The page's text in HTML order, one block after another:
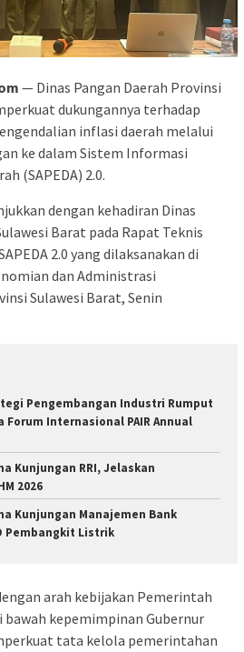
— Dinas Pangan Daerah Provinsi
dukungannya terhadap
inflasi daerah melalui
ke dalam Sistem Informasi
(SAPEDA) 2.0.
dengan kehadiran Dinas
Barat pada Rapat Teknis
2.0 yang dilaksanakan di
dan Administrasi
Sulawesi Barat, Senin
Pengembangan Industri Rumput
Internasional PAIR Annual
Kunjungan RRI, Jelaskan
2026
Kunjungan Manajemen Bank
Pembangkit Listrik
arah kebijakan Pemerintah
bawah kepemimpinan Gubernur
tata kelola pemerintahan